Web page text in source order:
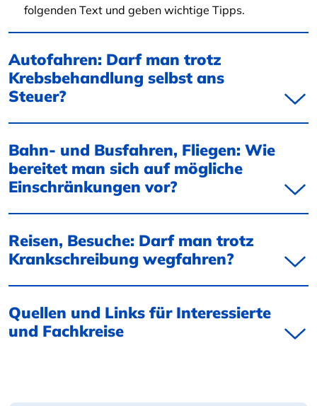
folgenden Text und geben wichtige Tipps.
Autofahren: Darf man trotz
Krebsbehandlung selbst ans
Steuer?
Bahn- und Busfahren, Fliegen: Wie
bereitet man sich auf mögliche
Einschränkungen vor?
Reisen, Besuche: Darf man trotz
Krankschreibung wegfahren?
Quellen und Links für Interessierte
und Fachkreise